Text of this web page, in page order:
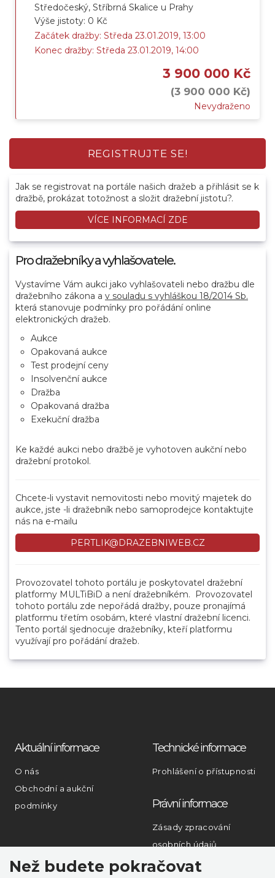
Středočeský, Stříbrná Skalice u Prahy
Výše jistoty: 0 Kč
Začátek dražby: Středa 23.01.2019, 13:00
Konec dražby: Středa 23.01.2019, 14:00
3 900 000 Kč
(3 900 000 Kč)
Nevydraženo
REGISTRUJTE SE!
Jak se registrovat na portále našich dražeb a přihlásit se k
dražbě, prokázat totožnost a složit dražební jistotu?.
VÍCE INFORMACÍ ZDE
Pro dražebníky a vyhlašovatele.
Vystavíme Vám aukci jako vyhlašovateli nebo dražbu dle
dražebního zákona a v souladu s vyhláškou 18/2014 Sb.
která stanovuje podmínky pro pořádání online
elektronických dražeb.
Aukce
Opakovaná aukce
Test prodejní ceny
Insolvenční aukce
Dražba
Opakovaná dražba
Exekuční dražba
Ke každé aukci nebo dražbě je vyhotoven aukční nebo
dražební protokol.
Chcete-li vystavit nemovitosti nebo movitý majetek do
aukce, jste -li dražebník nebo samoprodejce kontaktujte
nás na e-mailu
PERTLIK@DRAZEBNIWEB.CZ
Provozovatel tohoto portálu je poskytovatel dražební
platformy MULTiBiD a není dražebníkém. Provozovatel
tohoto portálu zde nepořádá dražby, pouze pronajímá
platformu třetím osobám, které vlastní dražební licenci.
Tento portál sjednocuje dražebníky, kteří platformu
využívají pro pořádání dražeb.
Aktuální informace
O nás
Obchodní a aukční
podmínky
Technické informace
Prohlášení o přístupnosti
Právní informace
Zásady zpracování
osobních údajů
Než budete pokračovat